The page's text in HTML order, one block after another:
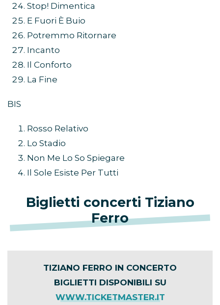
Stop! Dimentica
E Fuori È Buio
Potremmo Ritornare
Incanto
Il Conforto
La Fine
BIS
Rosso Relativo
Lo Stadio
Non Me Lo So Spiegare
Il Sole Esiste Per Tutti
Biglietti concerti Tiziano
Ferro
TIZIANO FERRO IN CONCERTO
BIGLIETTI DISPONIBILI SU
WWW.TICKETMASTER.IT